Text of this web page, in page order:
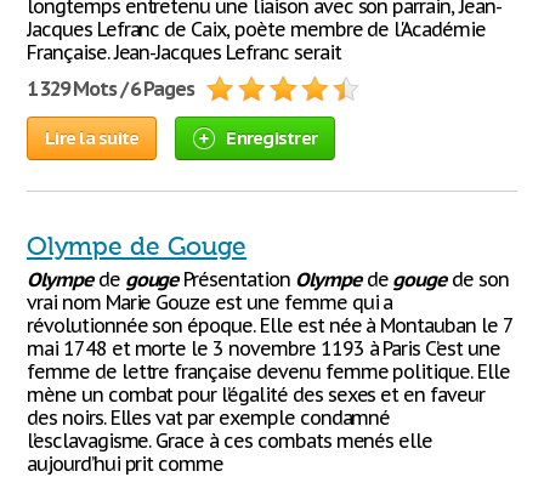
longtemps entretenu une liaison avec son parrain, Jean-
Jacques Lefranc de Caix, poète membre de l'Académie
Française. Jean-Jacques Lefranc serait
1 329 Mots / 6 Pages
Lire la suite Enregistrer
Olympe de Gouge
Olympede gougePrésentation Olympede gougede son
vrai nom Marie Gouze est une femme qui a
révolutionnée son époque. Elle est née à Montauban le 7
mai 1748 et morte le 3 novembre 1193 à Paris C’est une
femme de lettre française devenu femme politique. Elle
mène un combat pour l’égalité des sexes et en faveur
des noirs. Elles vat par exemple condamné
l’esclavagisme. Grace à ces combats menés elle
aujourd’hui prit comme